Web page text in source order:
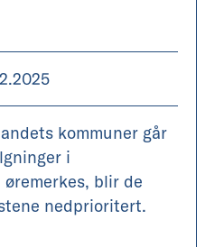
kommuner går
i
blir de
nedprioritert.